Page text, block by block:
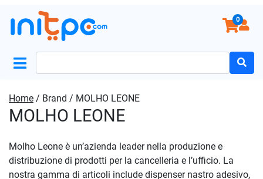
0
Search
Home / Brand / MOLHO LEONE
MOLHO LEONE
Molho Leone è un’azienda leader nella produzione e
distribuzione di prodotti per la cancelleria e l’ufficio. La
nostra gamma di articoli include dispenser nastro adesivo,